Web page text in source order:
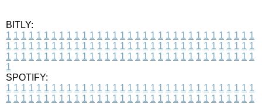
BITLY:
1 1 1 1 1 1 1 1 1 1 1 1 1 1 1 1 1 1 1 1 1 1 1 1 1 1 1 1 1 1 1 1 1
1 1 1 1 1 1 1 1 1 1 1 1 1 1 1 1 1 1 1 1 1 1 1 1 1 1 1 1 1 1 1 1 1
1 1 1 1 1 1 1 1 1 1 1 1 1 1 1 1 1 1 1 1 1 1 1 1 1 1 1 1 1 1 1 1 1
1
SPOTIFY:
1 1 1 1 1 1 1 1 1 1 1 1 1 1 1 1 1 1 1 1 1 1 1 1 1 1 1 1 1 1 1 1 1
1 1 1 1 1 1 1 1 1 1 1 1 1 1 1 1 1 1 1 1 1 1 1 1 1 1 1 1 1 1 1 1 1